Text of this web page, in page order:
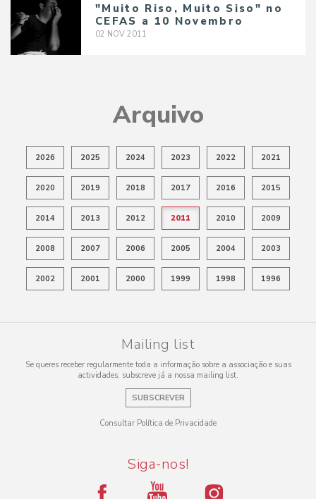
"Muito Riso, Muito Siso" no
CEFAS a 10 Novembro
02 NOV 2011
Arquivo
2026 2025 2024 2023 2022 2021
2020 2019 2018 2017 2016 2015
2014 2013 2012 2011 2010 2009
2008 2007 2006 2005 2004 2003
2002 2001 2000 1999 1998 1996
Mailing list
Se queres receber regularmente toda a informação sobre a associação e suas
actividades, subscreve já a nossa mailing list.
SUBSCREVER
Consultar Política de Privacidade
Siga-nos!